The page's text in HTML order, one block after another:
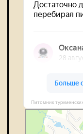
Питомник туркменских
Питомник животных в
Гостиница для